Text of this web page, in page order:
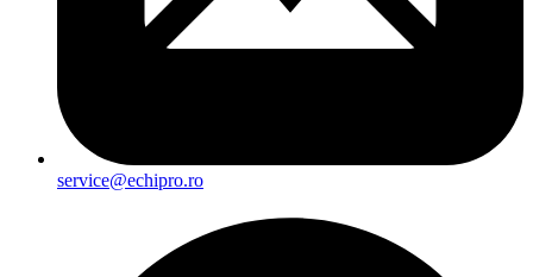
service@echipro.ro